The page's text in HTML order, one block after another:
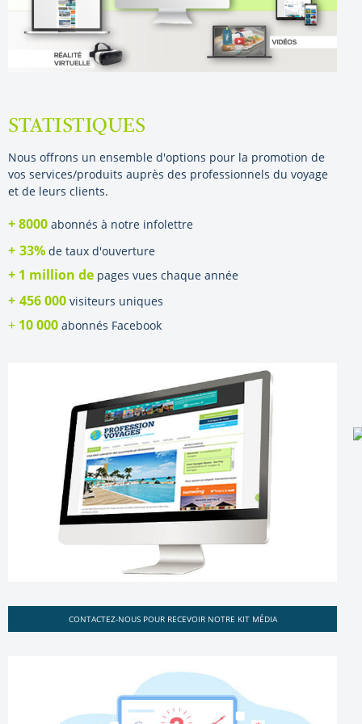
STATISTIQUES
Nous offrons un ensemble d'options pour la promotion de
vos services/produits auprès des professionnels du voyage
et de leurs clients.
+ 8000 abonnés à notre infolettre
+ 33% de taux d'ouverture
+ 1 million de pages vues chaque année
+ 456 000 visiteurs uniques
+ 10 000 abonnés Facebook
CONTACTEZ-NOUS POUR RECEVOIR NOTRE KIT MÉDIA